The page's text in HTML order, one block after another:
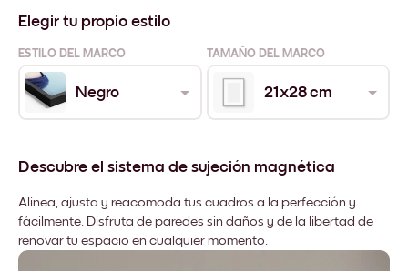
Elegir tu propio estilo
ESTILO DEL MARCO TAMAÑO DEL MARCO
Negro 21x28 cm
Descubre el sistema de sujeción magnética
Alinea, ajusta y reacomoda tus cuadros a la perfección y
fácilmente. Disfruta de paredes sin daños y de la libertad de
renovar tu espacio en cualquier momento.